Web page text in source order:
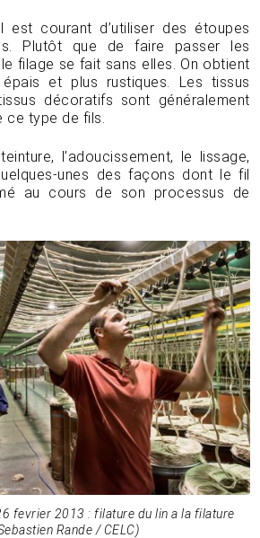
est courant d’utiliser des étoupes
Plutôt que de faire passer les
le filage se fait sans elles. On obtient
et plus rustiques. Les tissus
décoratifs sont généralement
ce type de fils.
l’adoucissement, le lissage,
unes des façons dont le fil
au cours de son processus de
fevrier 2013 : filature du lin a la filature
Rande / CELC)